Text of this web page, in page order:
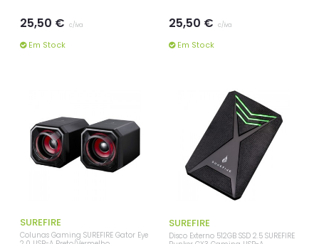
25,50 € c/iva
Em Stock
25,50 € c/iva
Em Stock
SUREFIRE
Colunas Gaming SUREFIRE Gator Eye
SUREFIRE
Disco Externo 512GB SSD 2.5 SUREFIRE